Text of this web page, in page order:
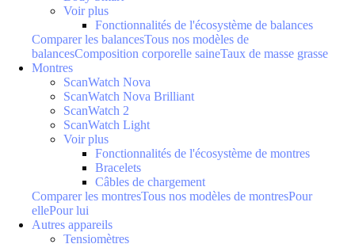
Voir plus
Fonctionnalités de l'écosystème de balances
Comparer les balancesTous nos modèles de
balancesComposition corporelle saineTaux de masse grasse
Montres
ScanWatch Nova
ScanWatch Nova Brilliant
ScanWatch 2
ScanWatch Light
Voir plus
Fonctionnalités de l'écosystème de montres
Bracelets
Câbles de chargement
Comparer les montresTous nos modèles de montresPour
ellePour lui
Autres appareils
Tensiomètres